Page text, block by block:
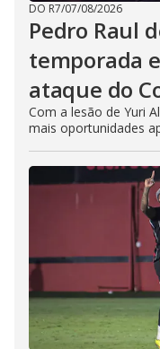
DO R7/07/08/2026
Pedro Raul
temporada
ataque do
Com a lesão de Yuri
mais oportunidades